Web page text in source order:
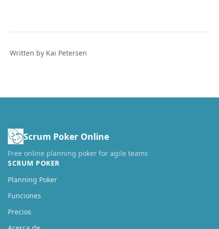
Written by Kai Petersen
Scrum Poker Online
Free online planning poker for agile teams
SCRUM POKER
Planning Poker
Funciones
Precios